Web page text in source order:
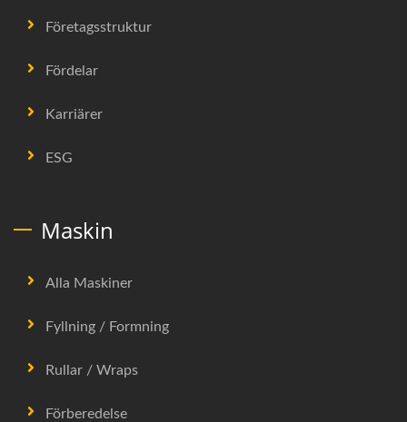
Företagsstruktur
Fördelar
Karriärer
ESG
Maskin
Alla Maskiner
Fyllning / Formning
Rullar / Wraps
Förberedelse